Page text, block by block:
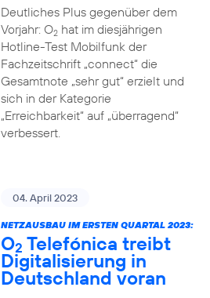
Deutliches Plus gegenüber dem
Vorjahr: O2hat im diesjährigen
Hotline-Test Mobilfunk der
Fachzeitschrift „connect“ die
Gesamtnote „sehr gut“ erzielt und
sich in der Kategorie
„Erreichbarkeit“ auf „überragend“
verbessert.
04. April 2023
NETZAUSBAU IM ERSTEN QUARTAL 2023:
O2 Telefónica treibt
Digitalisierung in
Deutschland voran